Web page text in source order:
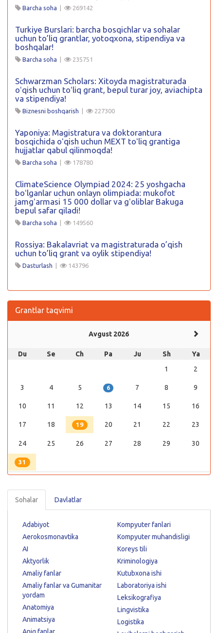
Barcha soha | 269142
Turkiye Burslari: barcha bosqichlar va sohalar
uchun to’liq grantlar, yotoqxona, stipendiya va
boshqalar!
Barcha soha | 235751
Schwarzman Scholars: Xitoyda magistraturada
oʻqish uchun toʻliq grant, bepul turar joy, aviachipta
va stipendiya!
Biznesni boshqarish | 227300
Yaponiya: Magistratura va doktorantura
bosqichida oʻqish uchun MEXT toʻliq grantiga
hujjatlar qabul qilinmoqda!
Barcha soha | 178780
ClimateScience Olympiad 2024: 25 yoshgacha
boʻlganlar uchun onlayn olimpiada: mukofot
jamgʻarmasi 15 000 dollar va gʻoliblar Bakuga
bepul safar qiladi!
Barcha soha | 149560
Rossiya: Bakalavriat va magistraturada o’qish
uchun to’liq grant va oylik stipendiya!
Dasturlash | 143796
Grantlar taqvimi
Avgust 2026
Du Se Ch Pa Ju Sh
Ya
1
2
3 4 5 6 7 8 9
10 11 12 13 14 15 16
17 18 19 20 21 22 23
24 25 26 27 28 29 30
31
Sohalar Davlatlar
Adabiyot
Aerokosmonavtika
AI
Aktyorlik
Amaliy fanlar
Amaliy fanlar va Gumanitar
yordam
Anatomiya
Animatsiya
Kompyuter fanlari
Kompyuter muhandisligi
Koreys tili
Kriminologiya
Kutubxona ishi
Laboratoriya ishi
Leksikografiya
Lingvistika
Logistika